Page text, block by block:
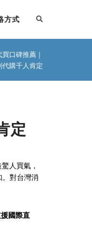
方式
口碑推薦｜
購千人肯定
定
人買氣，
對台灣消
國際直